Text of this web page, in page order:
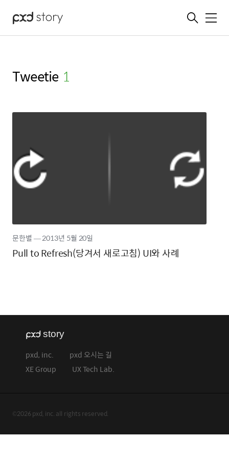
메뉴
Tweetie (1)
Pull to Refresh(당겨서 새로고침) UI와 사례
문한별 ―2013년 5월 20일
pxd, inc.
pxd 오시는 길
XE Group
UX Tech Lab.
©2026 pxd, inc. all rights reserved.